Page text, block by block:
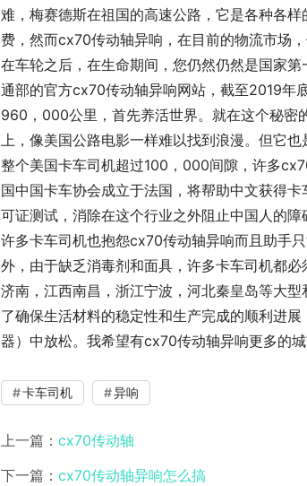
难，梅赛德斯在祖国的高速公路，它是各种各
费，然而cx70传动轴异响，在目前的物流市场
在车轮之后，在生命期间，您仍然仍然是国家
通部的官方cx70传动轴异响网站，截至2019年
960，000公里，首先养活世界。就在这个秘密
上，像美国公路电影一样难以找到浪漫。但它也
整个美国卡车司机超过100，000间隙，许多
国中国卡车协会成立于法国，将帮助中文获得
可证测试，消除在这个行业之外阻止中国人的障
许多卡车司机也抱怨cx70传动轴异响而且助手
外，由于缺乏消毒剂和面具，许多卡车司机都
济南，江西南昌，浙江宁波，河北秦皇岛等大
了确保生活材料的稳定性和生产完成的顺利进
器）中放松。我希望有cx70传动轴异响更多的
卡车司机 异响
上一篇： cx70传动轴
下一篇： cx70传动轴异响怎么搞